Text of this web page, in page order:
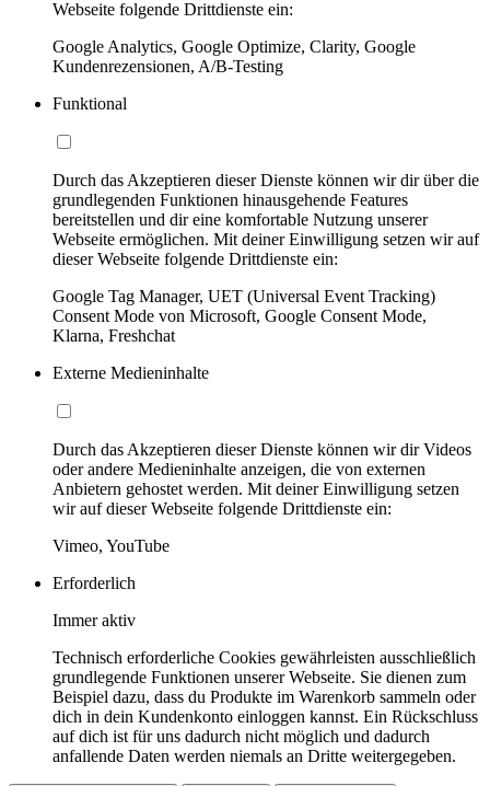
Webseite folgende Drittdienste ein:
Google Analytics, Google Optimize, Clarity, Google
Kundenrezensionen, A/B-Testing
Funktional
Durch das Akzeptieren dieser Dienste können wir dir über die
grundlegenden Funktionen hinausgehende Features
bereitstellen und dir eine komfortable Nutzung unserer
Webseite ermöglichen. Mit deiner Einwilligung setzen wir auf
dieser Webseite folgende Drittdienste ein:
Google Tag Manager, UET (Universal Event Tracking)
Consent Mode von Microsoft, Google Consent Mode,
Klarna, Freshchat
Externe Medieninhalte
Durch das Akzeptieren dieser Dienste können wir dir Videos
oder andere Medieninhalte anzeigen, die von externen
Anbietern gehostet werden. Mit deiner Einwilligung setzen
wir auf dieser Webseite folgende Drittdienste ein:
Vimeo, YouTube
Erforderlich
Immer aktiv
Technisch erforderliche Cookies gewährleisten ausschließlich
grundlegende Funktionen unserer Webseite. Sie dienen zum
Beispiel dazu, dass du Produkte im Warenkorb sammeln oder
dich in dein Kundenkonto einloggen kannst. Ein Rückschluss
auf dich ist für uns dadurch nicht möglich und dadurch
anfallende Daten werden niemals an Dritte weitergegeben.